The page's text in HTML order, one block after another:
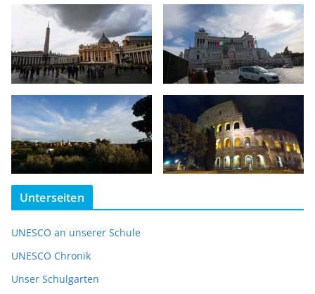
Unterseiten
UNESCO an unserer Schule
UNESCO Chronik
Unser Schulgarten